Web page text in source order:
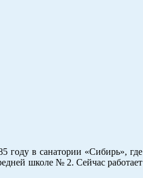
году в санатории «Сибирь», где
школе № 2. Сейчас работает